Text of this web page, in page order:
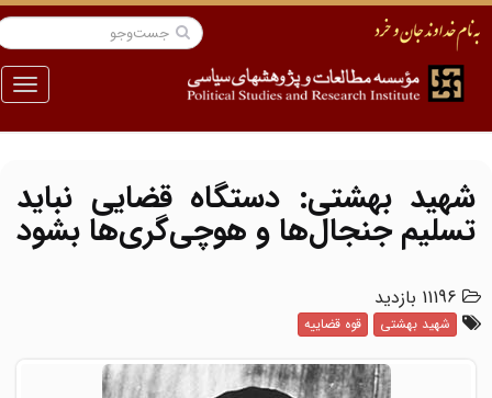
منو
شهید بهشتی: دستگاه قضایی نباید
تسلیم جنجال‌ها و هوچی‌گری‌ها بشود
11196 بازدید
شهید بهشتی قوه قضاییه